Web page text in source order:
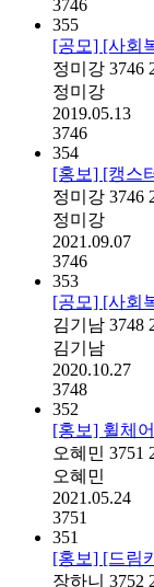
3746
355
[공모] [사회
정미강 3746
정미강
2019.05.13
3746
354
[홍보] [캥스
정미강 3746
정미강
2021.09.07
3746
353
[공모] [사회
김기남 3748
김기남
2020.10.27
3748
352
[홍보] 휠체
오혜민 3751
오혜민
2021.05.24
3751
351
[홍보] [드림
장하니 3752